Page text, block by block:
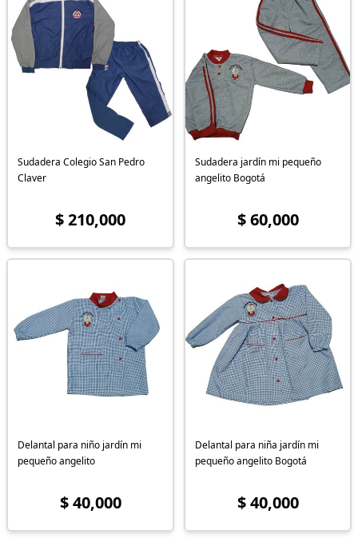
Sudadera Colegio San Pedro
Claver
$ 210,000
Sudadera jardín mi pequeño
angelito Bogotá
$ 60,000
Delantal para niño jardín mi
pequeño angelito
$ 40,000
Delantal para niña jardín mi
pequeño angelito Bogotá
$ 40,000